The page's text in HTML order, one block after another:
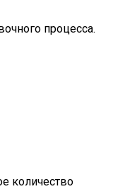
процесса.
количество